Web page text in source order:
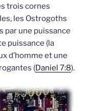
trois cornes
les Ostrogoths
par une puissance
puissance (la
d’homme et une
(Daniel 7:8).